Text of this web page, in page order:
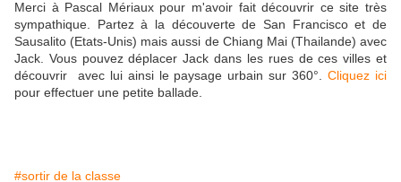
Merci à Pascal Mériaux pour m'avoir fait découvrir ce site très
sympathique. Partez à la découverte de San Francisco et de
Sausalito (Etats-Unis) mais aussi de Chiang Mai (Thailande) avec
Jack. Vous pouvez déplacer Jack dans les rues de ces villes et
découvrir avec lui ainsi le paysage urbain sur 360°.Cliquez ici
pour effectuer une petite ballade.
#sortir de la classe